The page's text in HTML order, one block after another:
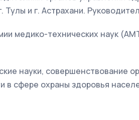
Тулы и г. Астрахани.
медико-технических наук
науки, совершенствование
в сфере охраны здоровья